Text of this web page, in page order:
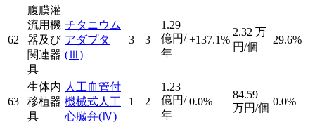
62
腹膜灌
流用機
器及び
関連器
具
チタニウム
アダプタ
(Ⅲ)
3 3
1.29
億円/
年
+137.1%
2.32 万
円/個
29.6%
63
生体内
移植器
具
人工血管付
機械式人工
心臓弁(Ⅳ)
1 2
1.23
億円/
年
0.0%
84.59
万円/個
0.0%